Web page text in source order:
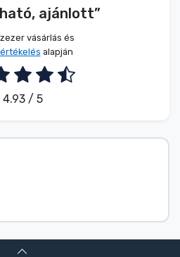
ajánlott”
vásárlás és
alapján
4.93 / 5